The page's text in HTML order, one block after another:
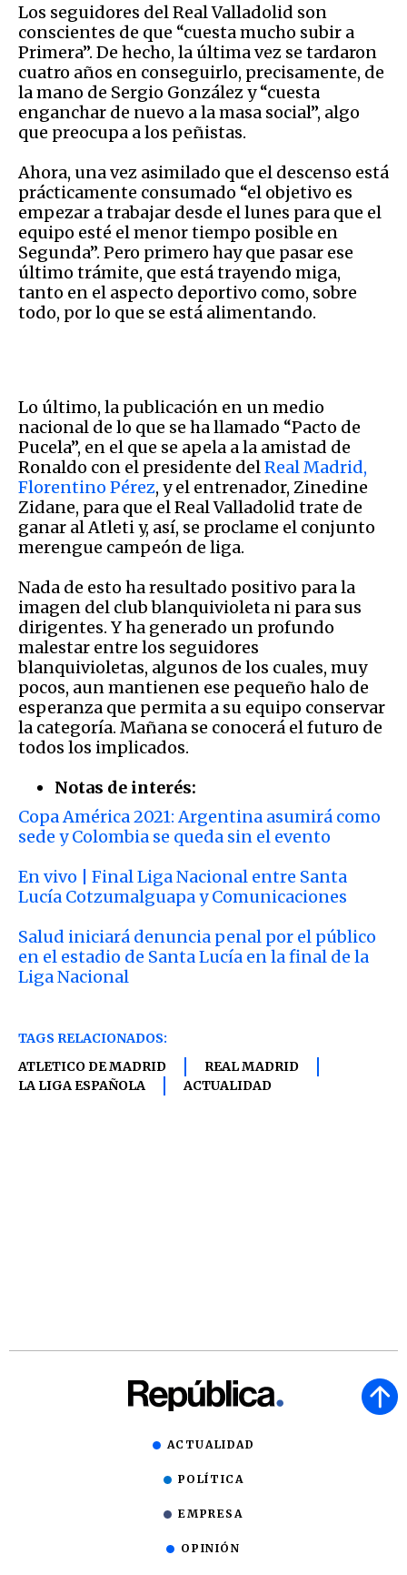
Los seguidores del Real Valladolid son
conscientes de que “cuesta mucho subir a
Primera”. De hecho, la última vez se tardaron
cuatro años en conseguirlo, precisamente, de
la mano de Sergio González y “cuesta
enganchar de nuevo a la masa social”, algo
que preocupa a los peñistas.
Ahora, una vez asimilado que el descenso está
prácticamente consumado “el objetivo es
empezar a trabajar desde el lunes para que el
equipo esté el menor tiempo posible en
Segunda”. Pero primero hay que pasar ese
último trámite, que está trayendo miga,
tanto en el aspecto deportivo como, sobre
todo, por lo que se está alimentando.
Lo último, la publicación en un medio
nacional de lo que se ha llamado “Pacto de
Pucela”, en el que se apela a la amistad de
Ronaldo con el presidente delReal Madrid,
Florentino Pérez, y el entrenador, Zinedine
Zidane, para que el Real Valladolid trate de
ganar al Atleti y, así, se proclame el conjunto
merengue campeón de liga.
Nada de esto ha resultado positivo para la
imagen del club blanquivioleta ni para sus
dirigentes. Y ha generado un profundo
malestar entre los seguidores
blanquivioletas, algunos de los cuales, muy
pocos, aun mantienen ese pequeño halo de
esperanza que permita a su equipo conservar
la categoría. Mañana se conocerá el futuro de
todos los implicados.
Notas de interés:
Copa América 2021: Argentina asumirá como
sede y Colombia se queda sin el evento
En vivo | Final Liga Nacional entre Santa
Lucía Cotzumalguapa y Comunicaciones
Salud iniciará denuncia penal por el público
en el estadio de Santa Lucía en la final de la
Liga Nacional
TAGS RELACIONADOS:
ATLETICO DE MADRID
REAL MADRID
LA LIGA ESPAÑOLA
ACTUALIDAD
ACTUALIDAD
POLÍTICA
EMPRESA
OPINIÓN